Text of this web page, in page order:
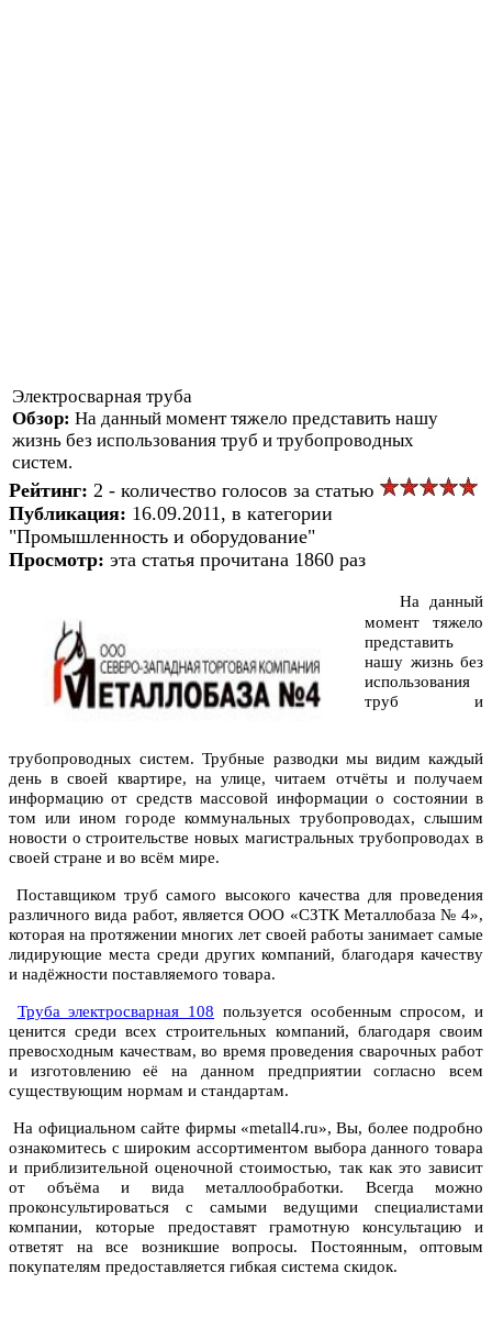
Электросварная труба
Обзор: На данный момент тяжело представить нашу
жизнь без использования труб и трубопроводных
систем.
Рейтинг: 2 - количество голосов за статью
Публикация: 16.09.2011, в категории
"Промышленность и оборудование"
Просмотр: эта статья прочитана 1860 раз
На данный
момент тяжело
представить
нашу жизнь без
использования
труб и
трубопроводных систем. Трубные разводки мы видим каждый
день в своей квартире, на улице, читаем отчёты и получаем
информацию от средств массовой информации о состоянии в
том или ином городе коммунальных трубопроводах, слышим
новости о строительстве новых магистральных трубопроводах в
своей стране и во всём мире.
Поставщиком труб самого высокого качества для проведения
различного вида работ, является ООО «СЗТК Металлобаза № 4»,
которая на протяжении многих лет своей работы занимает самые
лидирующие места среди других компаний, благодаря качеству
и надёжности поставляемого товара.
Труба электросварная 108 пользуется особенным спросом, и
ценится среди всех строительных компаний, благодаря своим
превосходным качествам, во время проведения сварочных работ
и изготовлению её на данном предприятии согласно всем
существующим нормам и стандартам.
На официальном сайте фирмы «metall4.ru», Вы, более подробно
ознакомитесь с широким ассортиментом выбора данного товара
и приблизительной оценочной стоимостью, так как это зависит
от объёма и вида металлообработки. Всегда можно
проконсультироваться с самыми ведущими специалистами
компании, которые предоставят грамотную консультацию и
ответят на все возникшие вопросы. Постоянным, оптовым
покупателям предоставляется гибкая система скидок.